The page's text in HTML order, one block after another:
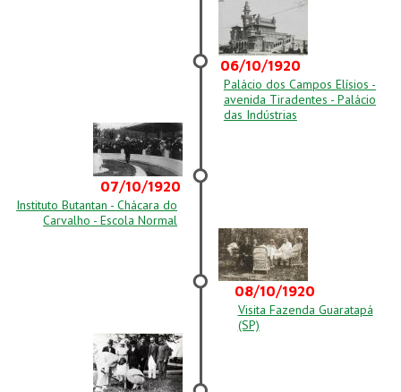
06/10/1920
Palácio dos Campos Elísios -
avenida Tiradentes - Palácio
das Indústrias
07/10/1920
Instituto Butantan - Chácara do
Carvalho - Escola Normal
08/10/1920
Visita Fazenda Guaratapá
(SP)